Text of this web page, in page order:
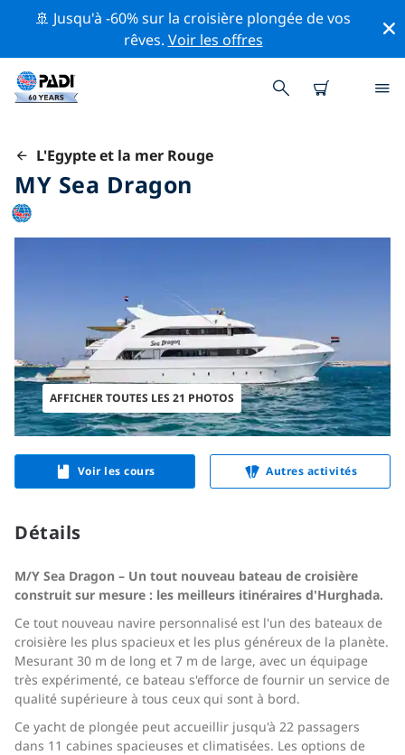
🚢 Jusqu'à -60% sur la croisière plongée de vos
rêves. Voir les offres
L'Egypte et la mer Rouge
MY Sea Dragon
AFFICHER TOUTES LES 21 PHOTOS
Voir les cours Autres activités
Détails
M/Y Sea Dragon – Un tout nouveau bateau de croisière
construit sur mesure : les meilleurs itinéraires d'Hurghada.
Ce tout nouveau navire personnalisé est l'un des bateaux de
croisière les plus spacieux et les plus généreux de la planète.
Mesurant 30 m de long et 7 m de large, avec un équipage
très expérimenté, ce bateau s'efforce de fournir un service de
qualité supérieure à tous ceux qui sont à bord.
Ce yacht de plongée peut accueillir jusqu'à 22 passagers
dans 11 cabines spacieuses et climatisées. Les options de